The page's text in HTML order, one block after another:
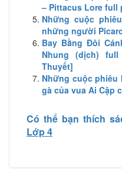
– Pittacus Lore full
Những cuộc
những người
Bay Bằng Đôi
Nhung (dịch)
Thuyết]
Những cuộc
gà của vua Ai Cập
Có thể bạn thích
Lớp 4